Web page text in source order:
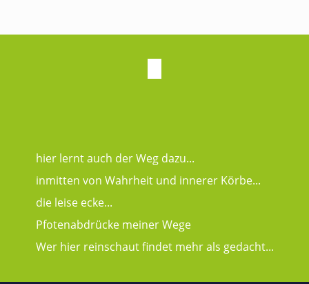
hier lernt auch der Weg dazu...
inmitten von Wahrheit und innerer Körbe...
die leise ecke...
Pfotenabdrücke meiner Wege
Wer hier reinschaut findet mehr als gedacht...